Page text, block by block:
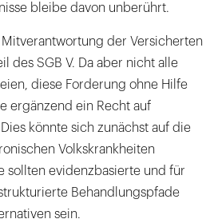
bleibe davon unberührt.
der Versicherten
des SGB V. Da aber nicht alle
diese Forderung ohne Hilfe
ergänzend ein Recht auf
könnte sich zunächst auf die
Volkskrankheiten
sollten evidenzbasierte und für
Behandlungspfade
sein.